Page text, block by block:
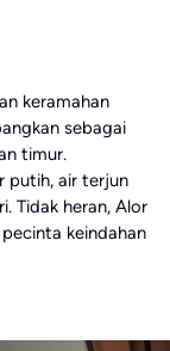
keramahan
sebagai
timur.
putih, air terjun
Tidak heran, Alor
keindahan